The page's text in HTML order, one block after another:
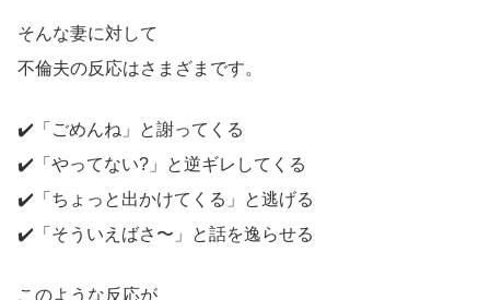
そんな妻に対して
不倫夫の反応はさまざまです。
✔️「ごめんね」と謝ってくる
✔️「やってない?」と逆ギレしてくる
✔️「ちょっと出かけてくる」と逃げる
✔️「そういえばさ〜」と話を逸らせる
このような反応が